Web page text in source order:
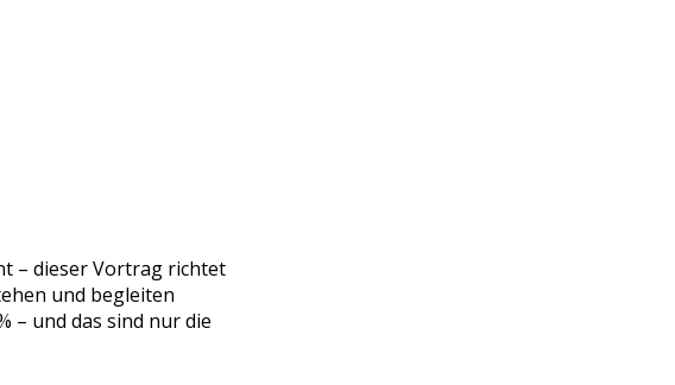
– dieser Vortrag richtet
und begleiten
– und das sind nur die